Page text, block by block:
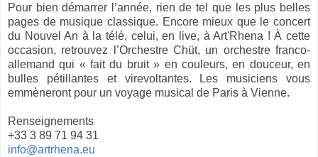
Pour bien démarrer l’année, rien de tel que les plus belles
pages de musique classique. Encore mieux que le concert
du Nouvel An à la télé, celui, en live, à Art'Rhena ! À cette
occasion, retrouvez l’Orchestre Chüt, un orchestre franco-
allemand qui « fait du bruit » en couleurs, en douceur, en
bulles pétillantes et virevoltantes. Les musiciens vous
emmèneront pour un voyage musical de Paris à Vienne.
Renseignements
+33 3 89 71 94 31
info@artrhena.eu